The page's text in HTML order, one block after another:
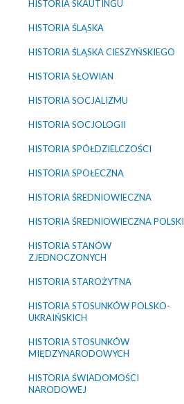
HISTORIA SKAUTINGU
HISTORIA ŚLĄSKA
HISTORIA ŚLĄSKA CIESZYŃSKIEGO
HISTORIA SŁOWIAN
HISTORIA SOCJALIZMU
HISTORIA SOCJOLOGII
HISTORIA SPÓŁDZIELCZOŚCI
HISTORIA SPOŁECZNA
HISTORIA ŚREDNIOWIECZNA
HISTORIA ŚREDNIOWIECZNA POLSKI
HISTORIA STANÓW
ZJEDNOCZONYCH
HISTORIA STAROŻYTNA
HISTORIA STOSUNKÓW POLSKO-
UKRAIŃSKICH
HISTORIA STOSUNKÓW
MIĘDZYNARODOWYCH
HISTORIA ŚWIADOMOŚCI
NARODOWEJ